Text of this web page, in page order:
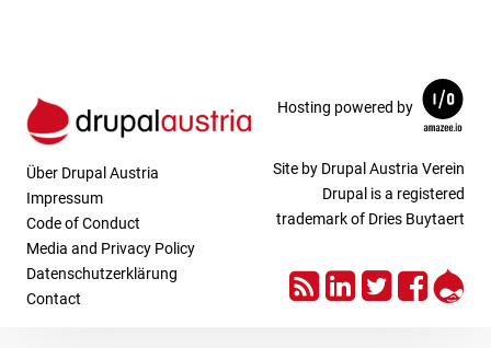
Über Drupal Austria
Impressum
Code of Conduct
Media and Privacy Policy
Datenschutzerklärung
Contact
Hosting powered by
Site by Drupal Austria Verein
Drupal is a registered
trademark of Dries Buytaert
RSSLinkedIn
Twitter